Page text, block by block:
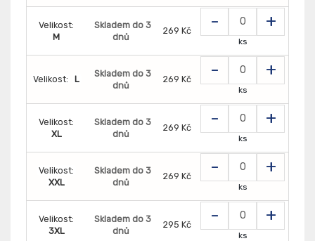
Velikost:
M
Skladem do 3
dnů
269 Kč - +
ks
Velikost: L
Skladem do 3
dnů
269 Kč - +
ks
Velikost:
XL
Skladem do 3
dnů
269 Kč - +
ks
Velikost:
XXL
Skladem do 3
dnů
269 Kč - +
ks
Velikost:
3XL
Skladem do 3
dnů
295 Kč - +
ks